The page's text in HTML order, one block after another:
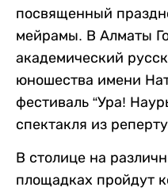
посвященный
мейрамы. В Алматы
академический
юношества имени
фестиваль “Ура!
спектакля из
В столице на
площадках пройдут